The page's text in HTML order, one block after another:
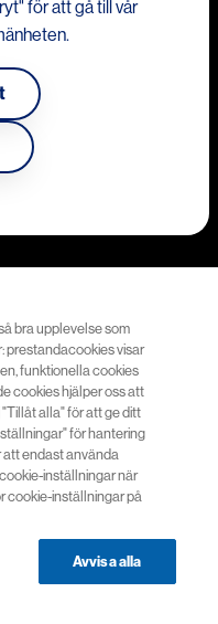
vårdpersonal i
för att gå till vår
bra upplevelse som
prestandacookies visar
funktionella cookies
cookies hjälper oss att
alla" för att ge ditt
för hantering
att endast använda
inställningar när
cookie-inställningar på
Avvisa alla